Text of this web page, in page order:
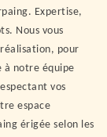
Expertise,
Nous vous
pour
à notre équipe
vos
espace
érigée selon les